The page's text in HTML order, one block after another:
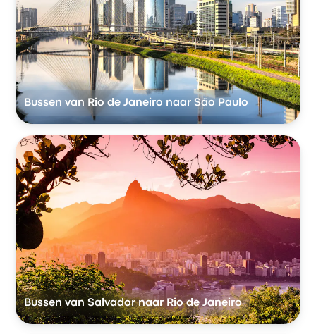
Bussen van Rio de Janeiro naar São Paulo
Bussen van Salvador naar Rio de Janeiro